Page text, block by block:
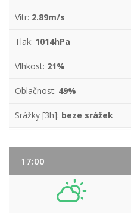
Vítr: 2.89m/s
Tlak: 1014hPa
Vlhkost: 21%
Oblačnost: 49%
Srážky [3h]: beze srážek
17:00